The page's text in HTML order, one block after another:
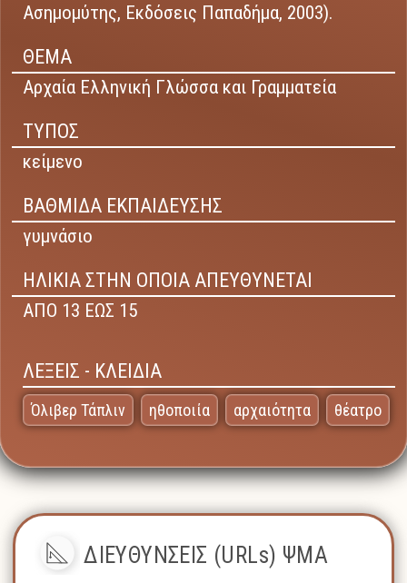
Ασημομύτης, Εκδόσεις Παπαδήμα, 2003).
ΘΕΜΑ
Αρχαία Ελληνική Γλώσσα και Γραμματεία
ΤΥΠΟΣ
κείμενο
ΒΑΘΜΙΔΑ ΕΚΠΑΙΔΕΥΣΗΣ
γυμνάσιο
ΗΛΙΚΙΑ ΣΤΗΝ ΟΠΟΙΑ ΑΠΕΥΘΥΝΕΤΑΙ
ΑΠΟ 13 ΕΩΣ 15
ΛΕΞΕΙΣ - ΚΛΕΙΔΙΑ
Όλιβερ Τάπλιν ηθοποιία αρχαιότητα θέατρο
ΔΙΕΥΘΥΝΣΕΙΣ (URLs) ΨΜΑ